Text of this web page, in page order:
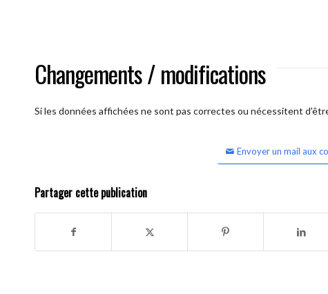
Changements / modifications
Si les données affichées ne sont pas correctes ou nécessitent
Envoyer un mail aux
Partager cette publication